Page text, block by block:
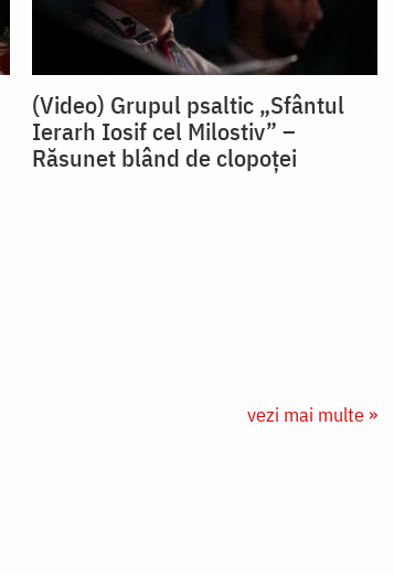
(Video) Grupul psaltic „Sfântul
Ierarh Iosif cel Milostiv” –
Răsunet blând de clopoței
vezi mai multe »